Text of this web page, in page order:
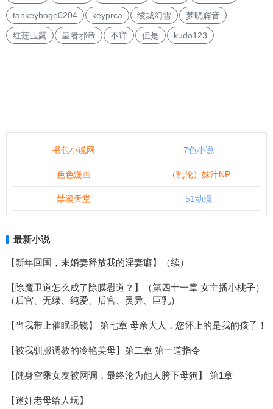
tankeyboge0204 keyprca 绫城幻雪 梦晓辉音
红莲玉露 皇者邪帝 不详 但是 kudo123
书包小说网 7色小说
色色漫画 （乱伦）妹汁NP
禁漫天堂 51动漫
最新小说
【新年回国，未婚妻释放我的淫妻癖】（续）
【除魔卫道怎么成了除膜慰道？】（第四十一章 女主播小桃子）
（后宫、无绿、纯爱、后宫、灵异、巨乳）
【当我带上催眠眼镜】 第七章 母亲大人，您怀上的是我的孩子！
【被我驯服调教的冷艳美母】第二章 第一道指令
【健身空乘女友被网调，最终沦为他人胯下母狗】 第1章
【迷奸老母给人玩】